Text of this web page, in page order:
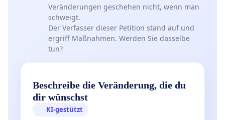
Veränderungen geschehen nicht, wenn man
schweigt.
Der Verfasser dieser Petition stand auf und
ergriff Maßnahmen. Werden Sie dasselbe
tun?
Beschreibe die Veränderung, die du
dir wünschst
KI-gestützt